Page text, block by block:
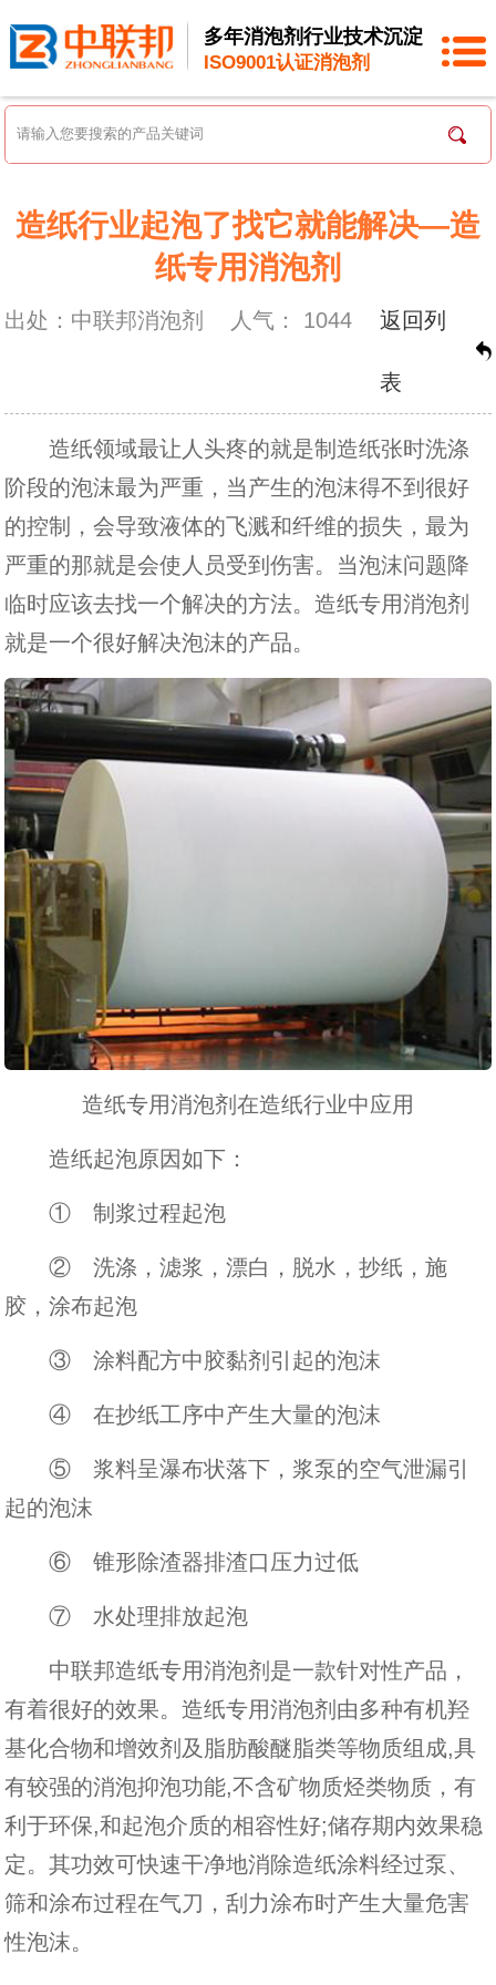
多年消泡剂行业技术沉淀
ISO9001认证消泡剂
造纸行业起泡了找它就能解决—造
纸专用消泡剂
出处：中联邦消泡剂 人气： 1044 返回列
表
造纸领域最让人头疼的就是制造纸张时洗涤
阶段的泡沫最为严重，当产生的泡沫得不到很好
的控制，会导致液体的飞溅和纤维的损失，最为
严重的那就是会使人员受到伤害。当泡沫问题降
临时应该去找一个解决的方法。造纸专用消泡剂
就是一个很好解决泡沫的产品。
造纸专用消泡剂在造纸行业中应用
造纸起泡原因如下：
① 制浆过程起泡
② 洗涤，滤浆，漂白，脱水，抄纸，施
胶，涂布起泡
③ 涂料配方中胶黏剂引起的泡沫
④ 在抄纸工序中产生大量的泡沫
⑤ 浆料呈瀑布状落下，浆泵的空气泄漏引
起的泡沫
⑥ 锥形除渣器排渣口压力过低
⑦ 水处理排放起泡
中联邦造纸专用消泡剂是一款针对性产品，
有着很好的效果。造纸专用消泡剂由多种有机羟
基化合物和增效剂及脂肪酸醚脂类等物质组成,具
有较强的消泡抑泡功能,不含矿物质烃类物质，有
利于环保,和起泡介质的相容性好;储存期内效果稳
定。其功效可快速干净地消除造纸涂料经过泵、
筛和涂布过程在气刀，刮力涂布时产生大量危害
性泡沫。